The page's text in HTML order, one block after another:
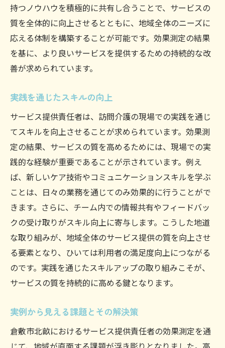
持つノウハウを積極的に共有し合うことで、サービスの
質を全体的に向上させるとともに、地域全体のニーズに
応える体制を構築することが可能です。効果測定の結果
を基に、より良いサービスを提供するための持続的な改
善が求められています。
実践を通じたスキルの向上
サービス提供責任者は、訪問介護の現場での実践を通じ
てスキルを向上させることが求められています。効果測
定の結果、サービスの質を高めるためには、現場での実
践的な経験が重要であることが示されています。例え
ば、新しいケア技術やコミュニケーションスキルを学ぶ
ことは、日々の業務を通じてのみ効果的に行うことがで
きます。さらに、チーム内での情報共有やフィードバッ
クの受け取りがスキル向上に寄与します。こうした地道
な取り組みが、地域全体のサービス提供の質を向上させ
る要素となり、ひいては利用者の満足度向上につながる
のです。実践を通じたスキルアップの取り組みこそが、
サービスの質を持続的に高める鍵となります。
実例から見える課題とその解決策
倉敷市北畝におけるサービス提供責任者の効果測定を通